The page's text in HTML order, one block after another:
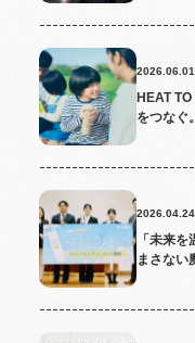
2026.06.01
HEAT
をつなぐ。
2026.04.24
「未来を
まさない